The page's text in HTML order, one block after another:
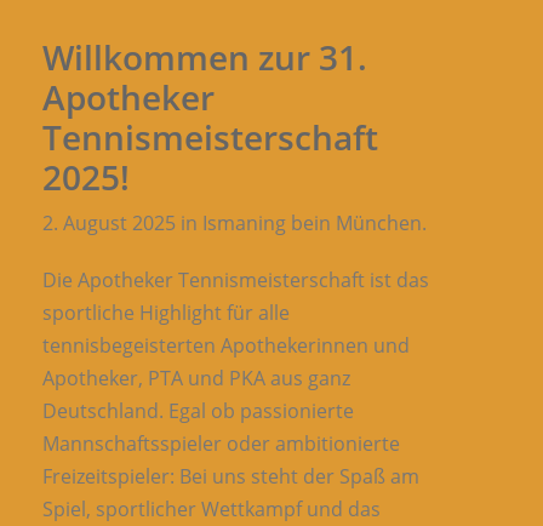
Willkommen zur 31.
Apotheker
Tennismeisterschaft
2025!
2. August 2025 in Ismaning bein München.
Die Apotheker Tennismeisterschaft ist das
sportliche Highlight für alle
tennisbegeisterten Apothekerinnen und
Apotheker, PTA und PKA aus ganz
Deutschland. Egal ob passionierte
Mannschaftsspieler oder ambitionierte
Freizeitspieler: Bei uns steht der Spaß am
Spiel, sportlicher Wettkampf und das